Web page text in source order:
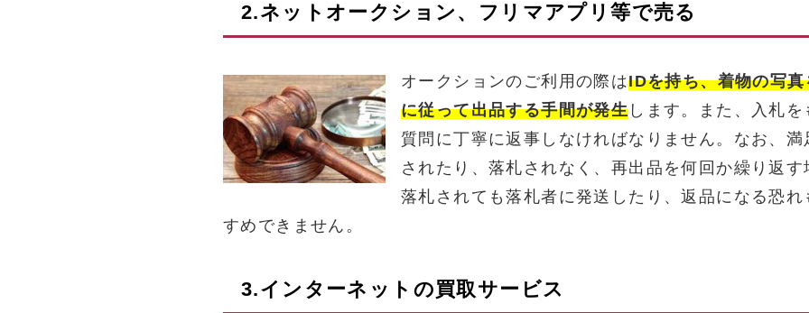
2.ネットオークション、フリマアプリ等で売る
オークションのご利用の際はIDを持ち、着物の写
に従って出品する手間が発生 します。また、入札
質問に丁寧に返事しなければなりません。なお、
されたり、落札されなく、再出品を何回か繰り返
落札されても落札者に発送したり、返品になる恐
すめできません。
3.インターネットの買取サービス